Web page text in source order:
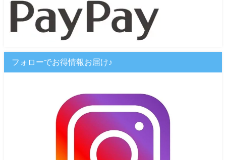
フォローでお得情報お届け♪